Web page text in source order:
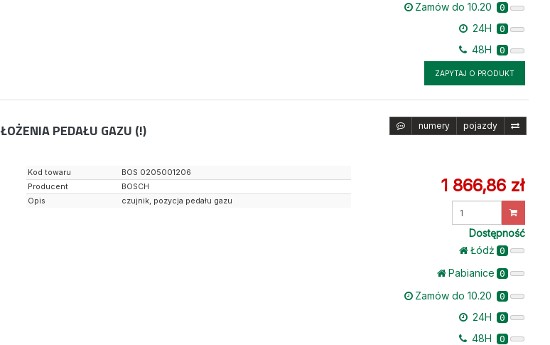
Zamów do 10.20 0
24H 0
48H 0
ZAPYTAJ O PRODUKT
PEDAŁU GAZU (!) numery pojazdy
1 866,86 zł
Dostępność
Łódż 0
Pabianice 0
Zamów do 10.20 0
24H 0
48H 0
Kod towaru
BOS 0205001206
Producent
BOSCH
Opis
czujnik, pozycja pedału gazu